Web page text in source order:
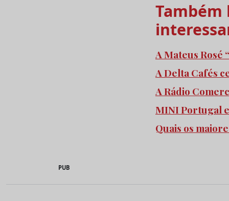
Também
A Mateus Rosé
A Delta Cafés
A Rádio
MINI Portugal
Quais os
PUB